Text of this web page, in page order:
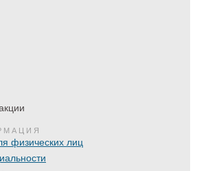
физических лиц